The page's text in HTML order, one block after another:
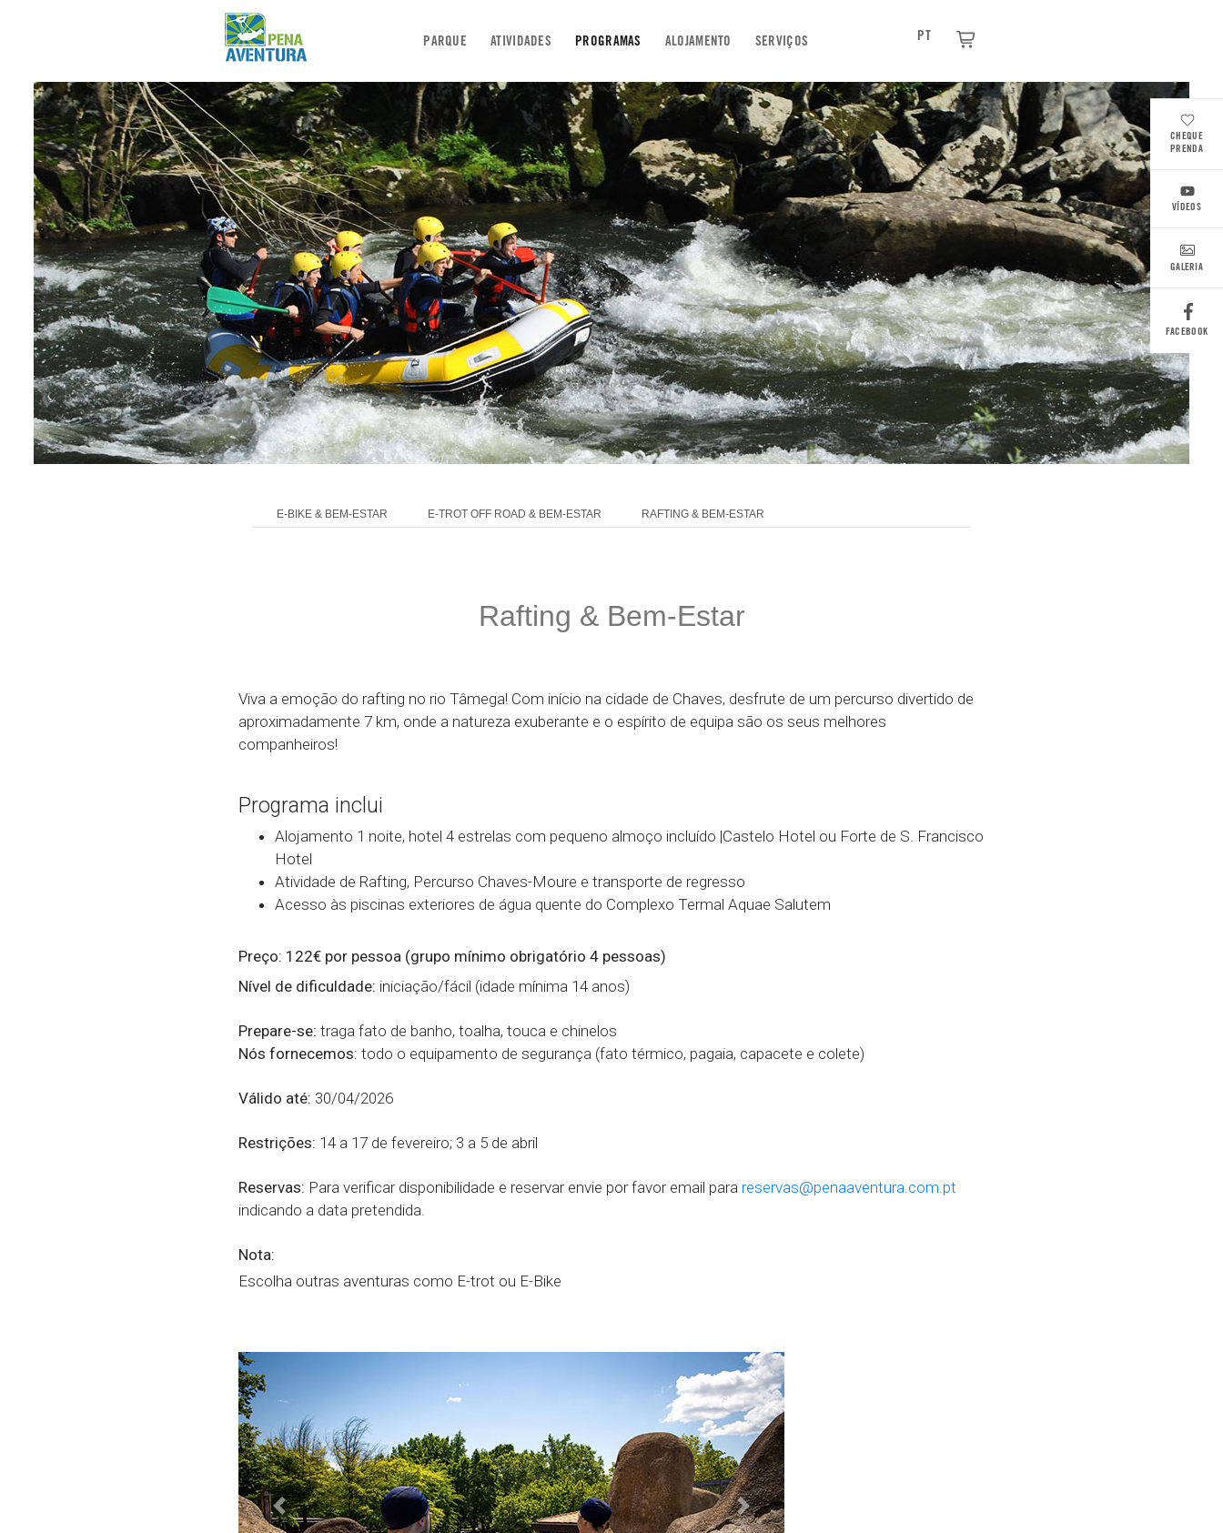
PARQUE ATIVIDADES PROGRAMAS ALOJAMENTO SERVIÇOS PT
E-BIKE & BEM-ESTAR E-TROT OFF ROAD & BEM-ESTAR RAFTING & BEM-ESTAR
Rafting & Bem-Estar
Viva a emoção do rafting no rio Tâmega! Com início na cidade de Chaves, desfrute de um percurso divertido de
aproximadamente 7 km, onde a natureza exuberante e o espírito de equipa são os seus melhores
companheiros!
Programa inclui
Alojamento 1 noite, hotel 4 estrelas com pequeno almoço incluído |Castelo Hotel ou Forte de S. Francisco
Hotel
Atividade de Rafting, Percurso Chaves-Moure e transporte de regresso
Acesso às piscinas exteriores de água quente do Complexo Termal Aquae Salutem
Preço: 122€ por pessoa (grupo mínimo obrigatório 4 pessoas)
Nível de dificuldade: iniciação/fácil (idade mínima 14 anos)
Prepare-se: traga fato de banho, toalha, touca e chinelos
Nós fornecemos: todo o equipamento de segurança (fato térmico, pagaia, capacete e colete)
Válido até: 30/04/2026
Restrições: 14 a 17 de fevereiro; 3 a 5 de abril
Reservas: Para verificar disponibilidade e reservar envie por favor email para reservas@penaaventura.com.pt
indicando a data pretendida.
Nota:
Escolha outras aventuras como E-trot ou E-Bike
Previous Next
CHEQUE
PRENDA
VÍDEOS
GALERIA
FACEBOOK